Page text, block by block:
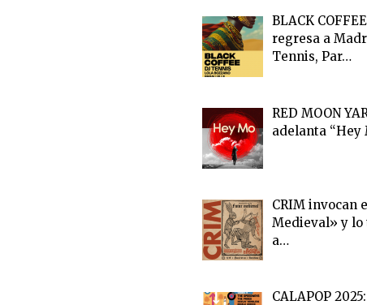
BLACK COFFEE
regresa a
Tennis, Par…
RED MOON
adelanta “Hey
CRIM invocan
Medieval» y lo
a…
CALAPOP